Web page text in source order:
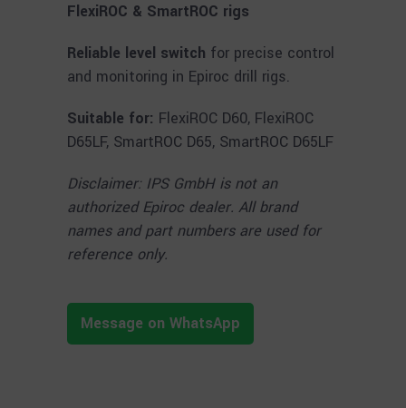
FlexiROC & SmartROC rigs
Reliable level switch for precise control
and monitoring in Epiroc drill rigs.
Suitable for: FlexiROC D60, FlexiROC
D65LF, SmartROC D65, SmartROC D65LF
Disclaimer: IPS GmbH is not an
authorized Epiroc dealer. All brand
names and part numbers are used for
reference only.
Message on WhatsApp